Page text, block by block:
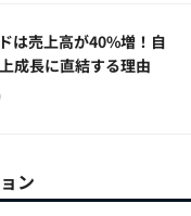
は売上高が40%増！自
成長に直結する理由
ン